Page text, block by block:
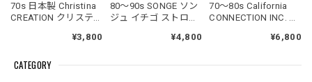
CATEGORY
70s 日本製 Christina
CREATION クリスティ
ポリエステルシャツ
ィンテージ ビンテー
¥3,800
80～90s SONGE ソン
ジュ イチゴ ストロベ
デザイン シアー ロン
ャパンヴィンテージ
¥4,800
70～80s California
CONNECTION INC. カ
ション フリル レース
ネック デザイン ブラ
¥6,800